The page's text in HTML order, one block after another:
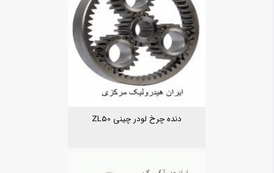
دنده چرخ لودر چینی ZL50